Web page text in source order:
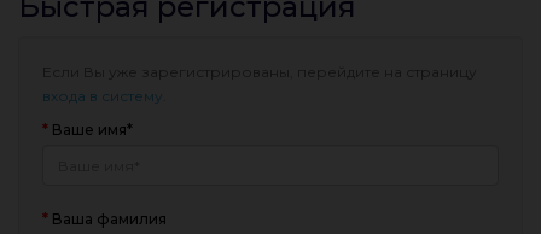
Если Вы уже зарегистрированы, перейдите на страницу
входа в систему
Ваше имя*
Ваша фамилия